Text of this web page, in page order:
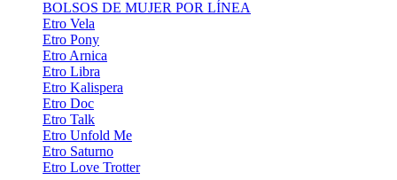
BOLSOS DE MUJER POR LÍNEA
Etro Vela
Etro Pony
Etro Arnica
Etro Libra
Etro Kalispera
Etro Doc
Etro Talk
Etro Unfold Me
Etro Saturno
Etro Love Trotter